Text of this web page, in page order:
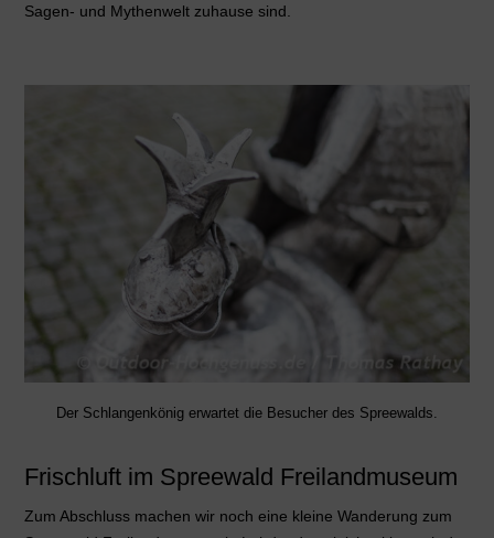
Sagen- und Mythenwelt zuhause sind.
Der Schlangenkönig erwartet die Besucher des Spreewalds.
Frischluft im Spreewald Freilandmuseum
Zum Abschluss machen wir noch eine kleine Wanderung zum